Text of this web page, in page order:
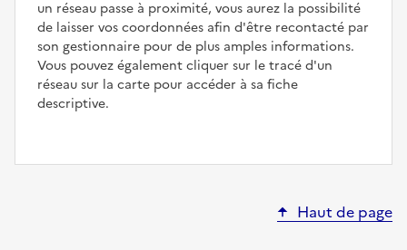
un réseau passe à proximité, vous aurez la possibilité
de laisser vos coordonnées afin d'être recontacté par
son gestionnaire pour de plus amples informations.
Vous pouvez également cliquer sur le tracé d'un
réseau sur la carte pour accéder à sa fiche
descriptive.
Haut de page